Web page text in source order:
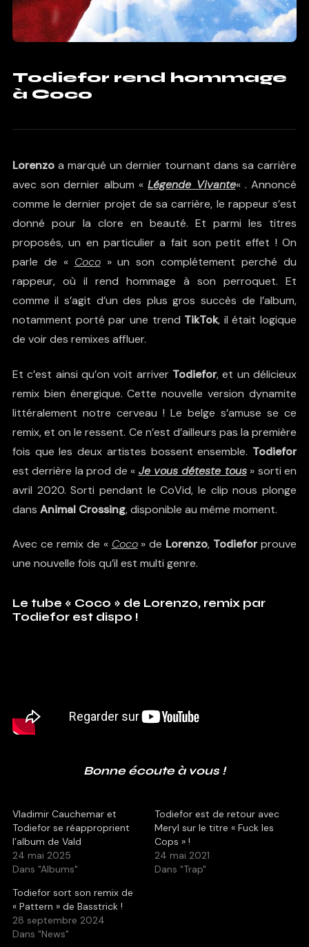
Todiefor rend hommage
à Coco
Lorenzoa marqué un dernier tournant dans sa carrière
avec son dernier album «Légende Vivante« . Annoncé
comme le dernier projet de sa carrière, le rappeur s’est
donné pour la clore en beauté. Et parmi les titres
proposés, un en particulier a fait son petit effet ! On
parle de « Coco» un son complétement perché du
rappeur, où il rend hommage à son perroquet. Et
comme il s’agit d’un des plus gros succès de l’album,
notamment porté par une trend TikTok, il était logique
de voir des remixes affluer.
Et c’est ainsi qu’on voit arriver Todiefor, et un délicieux
remix bien énergique. Cette nouvelle version dynamite
littéralement notre cerveau ! Le belge s’amuse se ce
remix, et on le ressent. Ce n’est d’ailleurs pas la première
fois que les deux artistes bossent ensemble. Todiefor
est derrière la prod de « Je vous déteste tous» sorti en
avril 2020. Sorti pendant le CoVid, le clip nous plonge
dans Animal Crossing, disponible au même moment.
Avec ce remix de « Coco» de Lorenzo, Todieforprouve
une nouvelle fois qu’il est multi genre.
Le tube « Coco » de Lorenzo, remix par
Todiefor est dispo !
Bonne écoute à vous !
Vladimir Cauchemar et
Todiefor se réapproprient
l’album de Vald
24 mai 2025
Dans "Albums"
Todiefor est de retour avec
Meryl sur le titre « Fuck les
Cops » !
24 mai 2021
Dans "Trap"
Todiefor sort son remix de
« Pattern » de Basstrick !
28 septembre 2024
Dans "News"